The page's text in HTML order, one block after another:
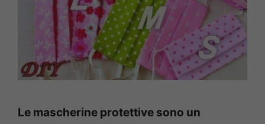
Le mascherine protettive sono un